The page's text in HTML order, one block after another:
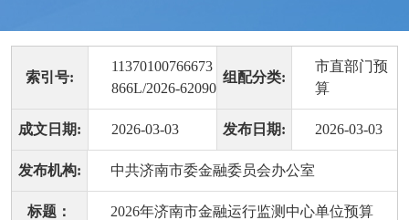
索引号:
11370100766673
866L/2026-62090
组配分类:
市直部门预
算
成文日期: 2026-03-03 发布日期: 2026-03-03
发布机构: 中共济南市委金融委员会办公室
标题： 2026年济南市金融运行监测中心单位预算